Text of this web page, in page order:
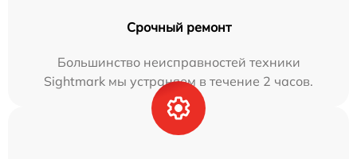
Срочный ремонт
Большинство неисправностей техники
Sightmark мы устраняем в течение 2 часов.